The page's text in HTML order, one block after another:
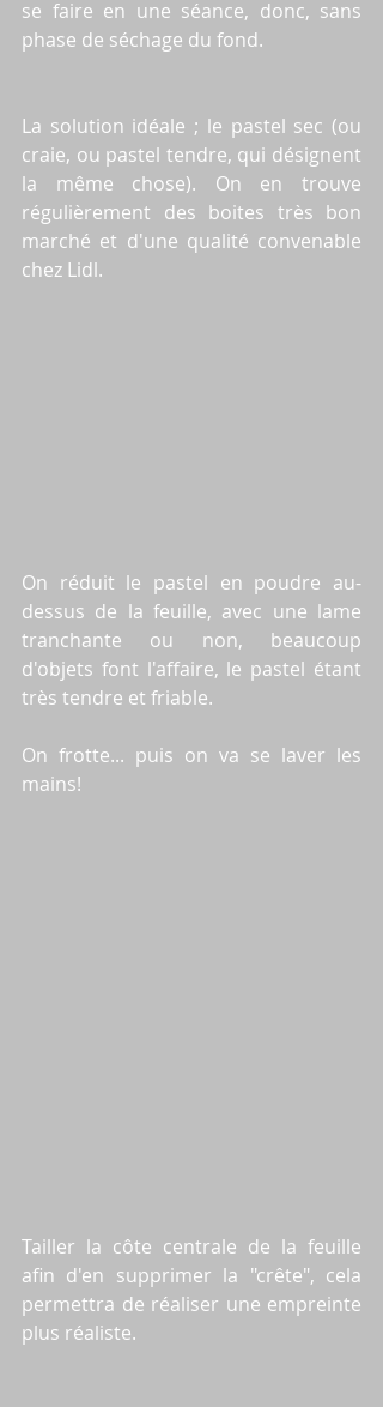
se faire en une séance, donc, sans
phase de séchage du fond.
La solution idéale ; le pastel sec (ou
craie, ou pastel tendre, qui désignent
la même chose). On en trouve
régulièrement des boites très bon
marché et d'une qualité convenable
chez Lidl.
On réduit le pastel en poudre au-
dessus de la feuille, avec une lame
tranchante ou non, beaucoup
d'objets font l'affaire, le pastel étant
très tendre et friable.
On frotte... puis on va se laver les
mains!
Tailler la côte centrale de la feuille
afin d'en supprimer la "crête", cela
permettra de réaliser une empreinte
plus réaliste.